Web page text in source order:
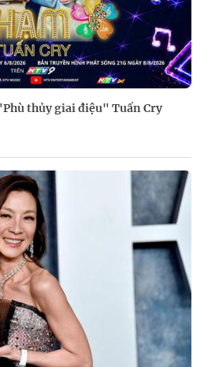
thủy giai điệu" Tuấn Cry